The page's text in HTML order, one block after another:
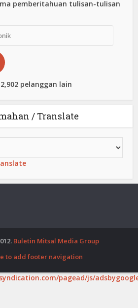
pemberitahuan tulisan-tulisan
pelanggan lain
/ Translate
Buletin Mitsal Media Group
to add footer navigation
pagead/js/